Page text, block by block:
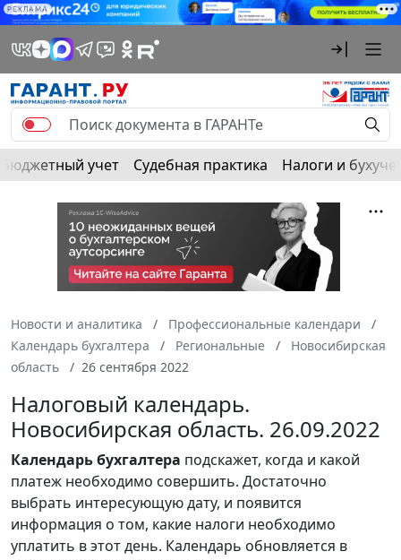
РЕКЛАМА
Бюджетный учет Судебная практика Налоги и
Новости и аналитика
Профессиональные календари
Календарь бухгалтера
Региональные
Новосибирская
область
26 сентября 2022
Налоговый календарь.
Новосибирская область. 26.09.2022
Календарьбухгалтера подскажет, когда и какой
платеж необходимо совершить. Достаточно
выбрать интересующую дату, и появится
информация о том, какие налоги необходимо
уплатить в этот день. Календарь обновляется в